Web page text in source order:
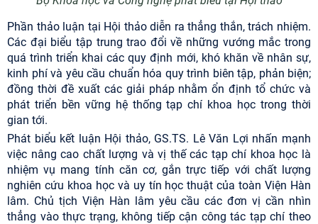
Phần thảo luận tại Hội thảo diễn ra thẳng thắn, trách nhiệm.
Các đại biểu tập trung trao đổi về những vướng mắc trong
quá trình triển khai các quy định mới, khó khăn về nhân sự,
kinh phí và yêu cầu chuẩn hóa quy trình biên tập, phản biện;
đồng thời đề xuất các giải pháp nhằm ổn định tổ chức và
phát triển bền vững hệ thống tạp chí khoa học trong thời
gian tới.
Phát biểu kết luận Hội thảo, GS.TS. Lê Văn Lợi nhấn mạnh
việc nâng cao chất lượng và vị thế các tạp chí khoa học là
nhiệm vụ mang tính căn cơ, gắn trực tiếp với chất lượng
nghiên cứu khoa học và uy tín học thuật của toàn Viện Hàn
lâm. Chủ tịch Viện Hàn lâm yêu cầu các đơn vị cần nhìn
thẳng vào thực trạng, không tiếp cận công tác tạp chí theo